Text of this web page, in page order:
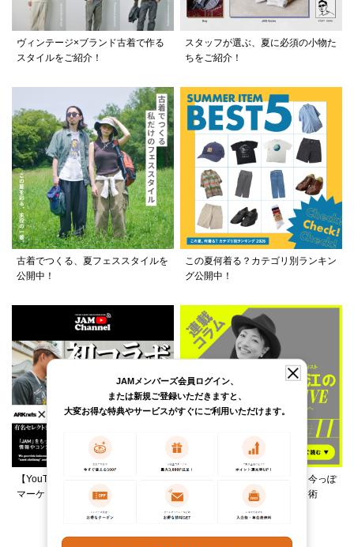
ヴィンテージ×ブランド古着で作る
スタイルをご紹介！
スタッフが選ぶ、夏に必須の小物た
ちをご紹介！
古着でつくる、夏フェススタイルを
公開中！
この夏何着る？カテゴリ別ランキン
グ公開中！
【YouTube】ARKnetsコラボ！028
マーケットで本気ショッピング
柄ワンピースは夏の切り札、今っぽ
く着るレイヤード＆ミックス術
JAMメンバーズ会員ログイン、
または新規ご登録いただきますと、
大変お得な特典やサービスがすぐにご利用いただけます。